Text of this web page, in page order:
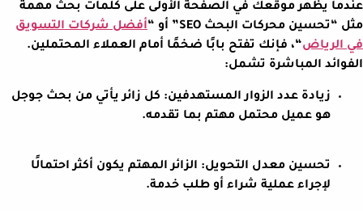
عندما يظهر موقعك في الصفحة الأولى على كلمات بحث مهمة
مثل “تحسين محركات البحث SEO” أو “
أفضل شركات التسويق
في الرياض“، فإنك تفتح بابًا ضخمًا أمام العملاء المحتملين.
الفوائد المباشرة تشمل:
زيادة عدد الزوار المستهدفين: كل زائر يأتي من بحث جوجل
هو عميل محتمل مهتم بما تقدمه.
تحسين معدل التحويل: الزائر المهتم يكون أكثر احتمالًا
لإجراء عملية شراء أو طلب خدمة.